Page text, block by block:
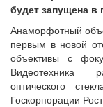
будет запущена
Анаморфотный
первым в новой
объективы с
Видеотехника
оптического
Госкорпорации